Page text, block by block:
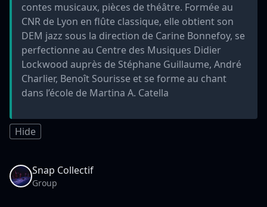
contes musicaux, pièces de théâtre. Formée au
CNR de Lyon en flûte classique, elle obtient son
DEM jazz sous la direction de Carine Bonnefoy, se
perfectionne au Centre des Musiques Didier
Lockwood auprès de Stéphane Guillaume, André
Charlier, Benoît Sourisse et se forme au chant
dans l’école de Martina A. Catella
Hide
Snap Collectif
Group